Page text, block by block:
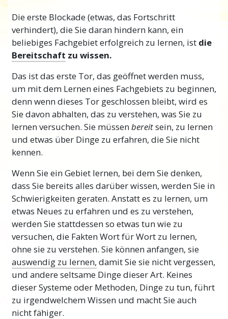
Sie lernen, wie man tatsächlich lernt und
dabei erfolgreich ist.
Und Sie müssen wissen, wie man lernt, um im
Leben erfolgreich zu sein. Wenn Sie nicht
lernen können, können Sie sich kein Wissen
aneignen, und wenn Sie sich kein Wissen
aneignen können, werden Sie nie besser
werden. Und ohne Verbesserung werden Sie
bei dem, was Sie tun, nicht viel Erfolg haben.
Aber wenn Sie die Technologie des
Studierens kennen und anwenden können,
können Sie zunehmend erfolgreicher sein,
Ihre finanzielleSicherheit
verbessern und bei
allem, was Sie tun, glücklich sein.
Die Weltentwickeltsich immer weiter, mit
neuen Erfindungen, neuen Möglichkeiten,
Dinge zu tun, sowie schnelleren, effektiveren
und effizienteren Methoden, um Ziele zu
erreichen. Diese Entwicklungen geschehen
jeden Tag auf der ganzen Welt.
Einfach ummitzuhalten und bei den neuen
Entdeckungen auf der Welt auf dem
Die erste Blockade (etwas, das Fortschritt
verhindert), die Sie daran hindern kann, ein
beliebiges Fachgebiet erfolgreich zu lernen, ist die
Bereitschaft zu wissen.
Das ist das erste Tor, das geöffnet werden muss,
um mit dem Lernen eines Fachgebiets zu beginnen,
denn wenn dieses Tor geschlossen bleibt, wird es
Sie davon abhalten, das zu verstehen, was Sie zu
lernen versuchen. Sie müssenbereitsein, zu lernen
und etwas über Dinge zu erfahren, die Sie nicht
kennen.
Wenn Sie ein Gebiet lernen, bei dem Sie denken,
dass Sie bereits alles darüber wissen, werden Sie in
Schwierigkeiten geraten. Anstatt es zu lernen, um
etwas Neues zu erfahren und es zu verstehen,
werden Sie stattdessen so etwas tun wie zu
versuchen, die Fakten Wort für Wort zu lernen,
ohne sie zu verstehen. Sie können anfangen, sie
auswendig zu lernen, damit Sie sie nicht vergessen,
und andere seltsame Dinge dieser Art. Keines
dieser Systeme oder Methoden, Dinge zu tun, führt
zu irgendwelchem Wissen und macht Sie auch
nicht fähiger.